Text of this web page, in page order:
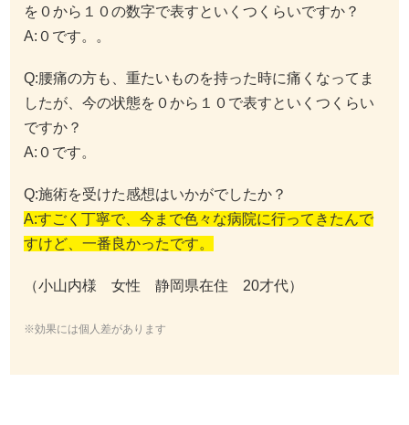
を０から１０の数字で表すといくつくらいですか？
A:０です。。
Q:腰痛の方も、重たいものを持った時に痛くなってま
したが、今の状態を０から１０で表すといくつくらい
ですか？
A:０です。
Q:施術を受けた感想はいかがでしたか？
A:すごく丁寧で、今まで色々な病院に行ってきたんで
すけど、一番良かったです。
（小山内様 女性 静岡県在住 20才代）
※効果には個人差があります